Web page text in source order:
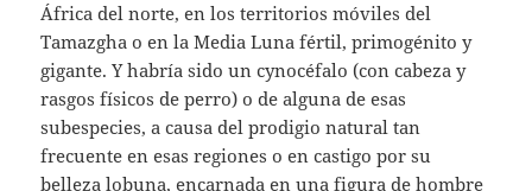
África del norte, en los territorios móviles del
Tamazgha o en la Media Luna fértil, primogénito y
gigante. Y habría sido un cynocéfalo (con cabeza y
rasgos físicos de perro) o de alguna de esas
subespecies, a causa del prodigio natural tan
frecuente en esas regiones o en castigo por su
belleza lobuna, encarnada en una figura de hombre